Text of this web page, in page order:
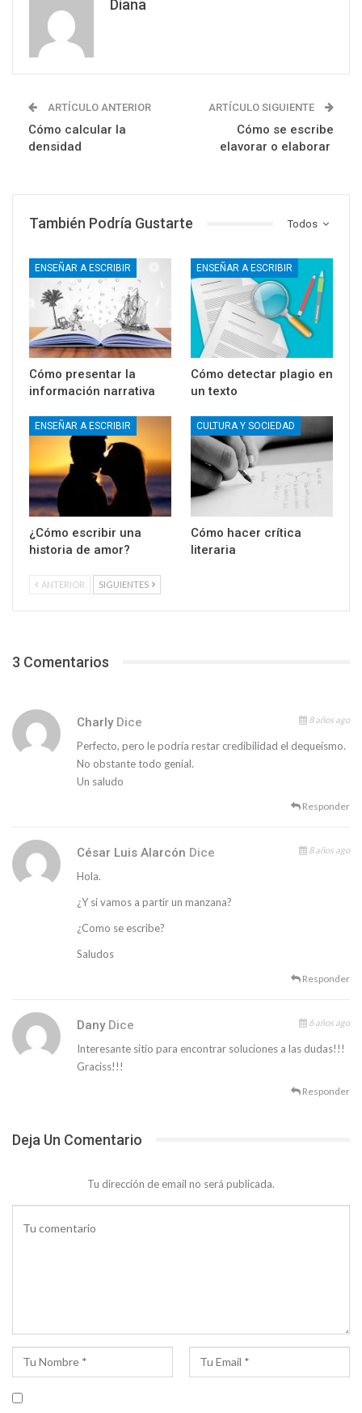
Diana
ARTÍCULO ANTERIOR
Cómo calcular la
densidad
ARTÍCULO SIGUIENTE
Cómo se escribe
elavorar o elaborar
Todos
También Podría Gustarte
ENSEÑAR A ESCRIBIR
Cómo presentar la
información narrativa
ENSEÑAR A ESCRIBIR
Cómo detectar plagio en
un texto
ENSEÑAR A ESCRIBIR
¿Cómo escribir una
historia de amor?
CULTURA Y SOCIEDAD
Cómo hacer crítica
literaria
ANTERIOR SIGUIENTES
3 Comentarios
Charly Dice 8 años ago
Perfecto, pero le podría restar credibilidad el dequeísmo.
No obstante todo genial.
Un saludo
Responder
César Luis Alarcón Dice 8 años ago
Hola.
¿Y si vamos a partir un manzana?
¿Como se escribe?
Saludos
Responder
Dany Dice 6 años ago
Interesante sitio para encontrar soluciones a las dudas!!!
Graciss!!!
Responder
Deja Un Comentario
Tu dirección de email no será publicada.